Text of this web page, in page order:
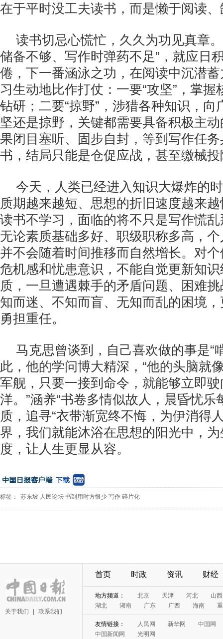
在于平时没工夫读书，而是懒于阅读
读书切忌心慌忙，久久为功见真章
储备不够、写作时弹药不足”，就应日
倦，下一番涵泳之功，在阅读中沉潜
习生动地比作打仗：一要“攻坚”，掌握
钻研；二要“掠野”，涉猎各种知识，向
坚还是掠野，关键都需要具备积极主
果闭目塞听、固步自封，等到写作任
书，结局只能是仓促应战，甚至缴械
今天，人类已经进入知识大爆炸的
质期越来越短、思想的折旧速度越来
读书不学习，面临的将不只是写作慌
无论素质基础多好、职级职称多高，
并不会随着时间推移而自然增长。对
危机感和忧患意识，不能自觉更新知
质，一旦遭遇棘手的矛盾问题、困难
知而迷、不知而盲、无知而乱的困境
勇担重任。
马克思曾谈到，自己喜欢做的事是“
此，他的学问博大精深，“他的头脑就
军舰，只要一接到命令，就能够立即
洋。”涵养“书卷多情似故人，晨昏忧乐
质，追寻“衣带渐宽终不悔，为伊消得
界，我们就能沐浴在思想的阳光中，
度，让人生更显从容。
标签： 苏东坡 人民论坛 书到用时方恨少 写作 碎片化
关于我们 联系我们
首页 时政 资讯 财经
地方频道： 北京 天津 河北
山西
湖北
湖南 广东 广西 海南
友情链接： 人民网 新华网
中国网
中国新闻网
光明网